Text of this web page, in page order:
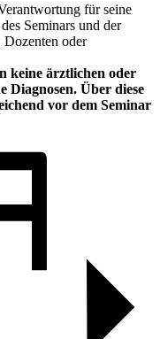
für seine
Seminars und der
Dozenten oder
keine ärztlichen oder
Diagnosen. Über diese
vor dem Seminar